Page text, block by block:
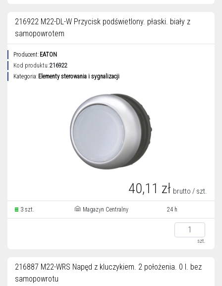
216922 M22-DL-W Przycisk podświetlony. płaski. biały z
samopowrotem
Producent: EATON
Kod produktu:216922
Kategoria: Elementy sterowania i sygnalizacji
40,11 zł brutto / szt.
3 szt. Magazyn Centralny 24 h
szt.
216887 M22-WRS Napęd z kluczykiem. 2 położenia. 0 I. bez
samopowrotu